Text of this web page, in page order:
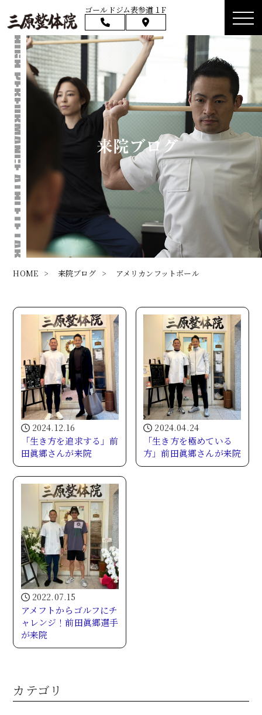
ゴールドジム表参道１F
来院ブログ
HOME > 来院ブログ > アメリカンフットボール
2024.12.16
「生き方を追求する」前
田眞郷さんが来院
2024.04.24
「生き方を極めている
方」前田眞郷さんが来院
2022.07.15
アメフトからゴルフにチ
ャレンジ！前田眞郷選手
が来院
カテゴリ